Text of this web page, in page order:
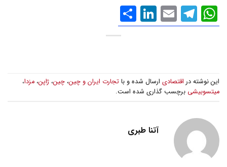
WhatsApp
Telegram
Email
LinkedIn
گذاری
این نوشته در اقتصادی ارسال شده و با تجارت ایران و چین، چین، ژاپن، مزدا،
میتسوبیشی برچسب گذاری شده است.
آتنا طبری